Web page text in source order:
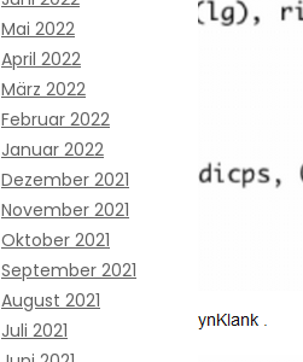
Mai 2022
April 2022
März 2022
Februar 2022
Januar 2022
Dezember 2021
November 2021
Oktober 2021
September 2021
August 2021
Juli 2021